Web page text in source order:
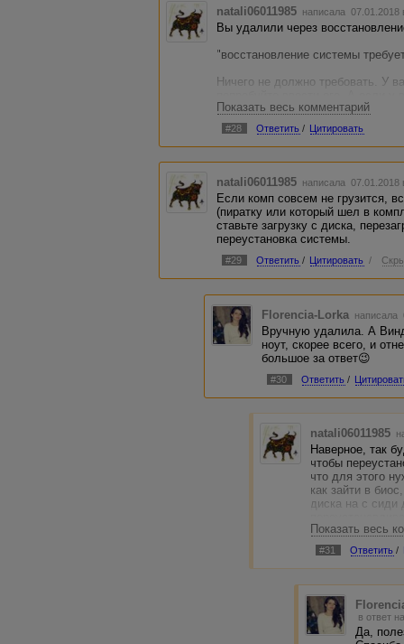
natali06011985 написала
Вы удалили через
"восстановление системы
Ничего не должно требовать. У
зайти с учетки администратора.
восстановление с загрузочного
вас запрашивают пароль, а вы
энтер.
P.S. В будущем старайтесь
Ручное удаление нефига не
Показать весь комментарий
#28 Ответить / Цитировать
natali06011985 написала
Если комп совсем не грузится,
(пиратку или который шел в
ставьте загрузку с диска,
переустановка системы.
#29 Ответить / Цитировать /
Florencia-Lorka написала
Вручную удалила. А
ноут, скорее всего, и
большое за ответ😉
#30 Ответить /
natali06011985
Наверное, так
чтобы
что для этого
как зайти в
диска на с сиди
сервисе вы
может сделать
инфы, как
Показать весь
#31 Ответить /
в ответ
Да,